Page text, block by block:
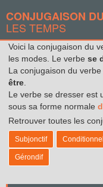
CONJUGAISON
LES TEMPS
Voici la conjugaison du
les modes. Le verbe se
La conjugaison du
être
Le verbe se dresser est
sous sa forme normale
Retrouver toutes les
Subjonctif Conditionnel
Gérondif